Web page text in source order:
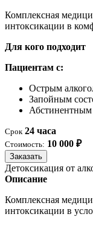
Комплексная
интоксикации в
Для кого подходит
Пациентам с:
Острым
Запойным
Срок 24 часа
Стоимость: 10 000 ₽
Заказать
Детоксикация от
Описание
Комплексная
интоксикации в